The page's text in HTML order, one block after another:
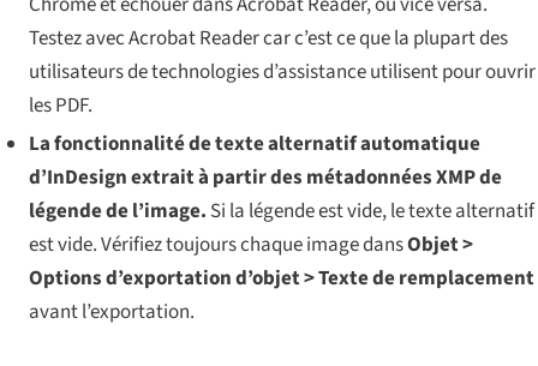
Testez avec Acrobat Reader car c’est ce que la plupart des
utilisateurs de technologies d’assistance utilisent pour ouvrir
les PDF.
La fonctionnalité de texte alternatif automatique
d’InDesign extrait à partir des métadonnées XMP de
légende de l’image. Si la légende est vide, le texte alternatif
est vide. Vérifiez toujours chaque image dansObjet >
Options d’exportation d’objet > Texte de remplacement
avant l’exportation.